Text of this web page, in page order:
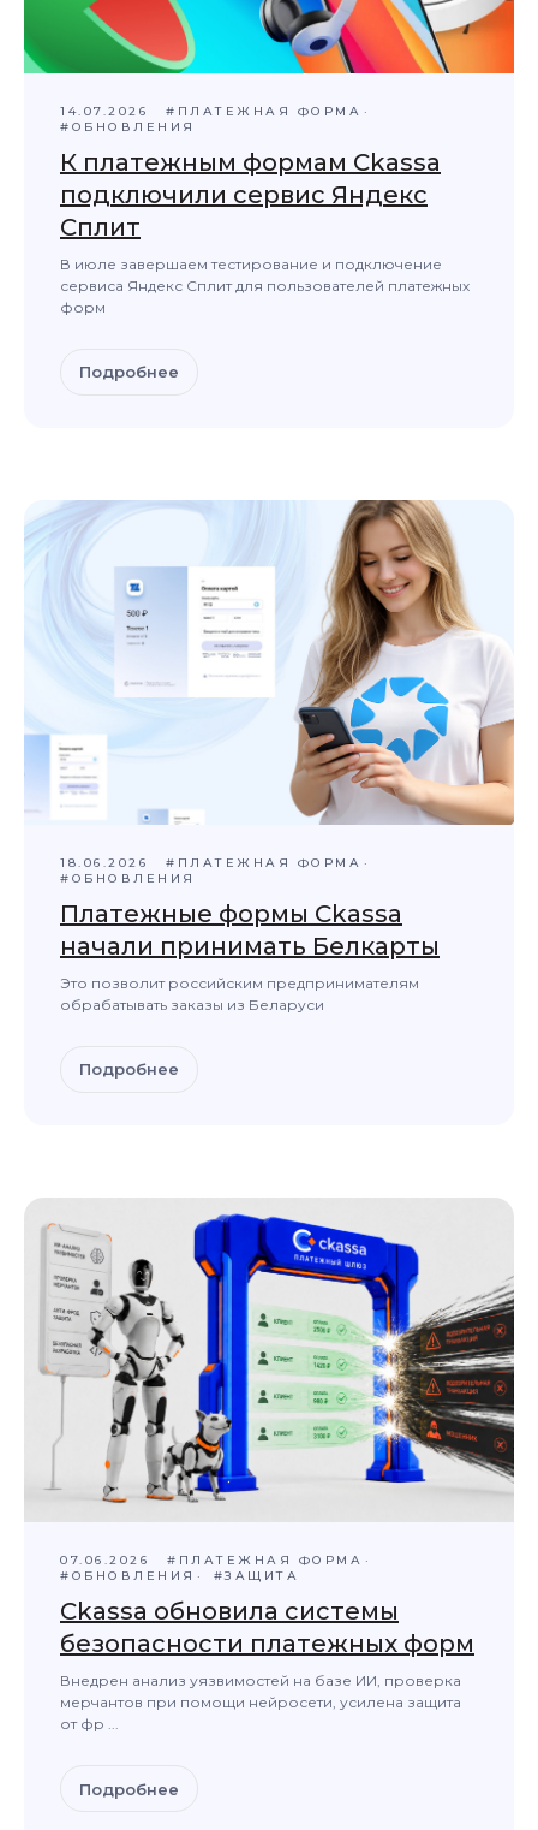
14.07.2026
#ПЛАТЕЖНАЯ ФОРМА
#ОБНОВЛЕНИЯ
К платежным формам Ckassa
подключили сервис Яндекс
Cплит
В июле завершаем тестирование и подключение
сервиса Яндекс Cплит для пользователей платежных
форм
Подробнее
18.06.2026
#ПЛАТЕЖНАЯ ФОРМА
#ОБНОВЛЕНИЯ
Платежные формы Ckassa
начали принимать Белкарты
Это позволит российским предпринимателям
обрабатывать заказы из Беларуси
Подробнее
07.06.2026
#ПЛАТЕЖНАЯ ФОРМА
#ОБНОВЛЕНИЯ
#ЗАЩИТА
Ckassa обновила системы
безопасности платежных форм
Внедрен анализ уязвимостей на базе ИИ, проверка
мерчантов при помощи нейросети, усилена защита
от фр ...
Подробнее